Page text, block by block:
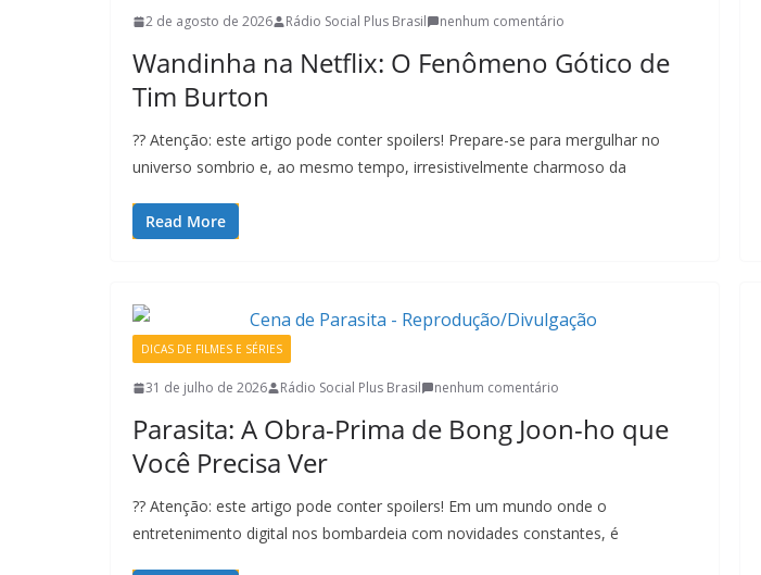
2 de agosto de 2026 Rádio Social Plus Brasil nenhum comentário
Wandinha na Netflix: O Fenômeno Gótico de
Tim Burton
?? Atenção: este artigo pode conter spoilers! Prepare-se para mergulhar no
universo sombrio e, ao mesmo tempo, irresistivelmente charmoso da
Read More
DICAS DE FILMES E SÉRIES
31 de julho de 2026 Rádio Social Plus Brasil nenhum comentário
Parasita: A Obra-Prima de Bong Joon-ho que
Você Precisa Ver
?? Atenção: este artigo pode conter spoilers! Em um mundo onde o
entretenimento digital nos bombardeia com novidades constantes, é